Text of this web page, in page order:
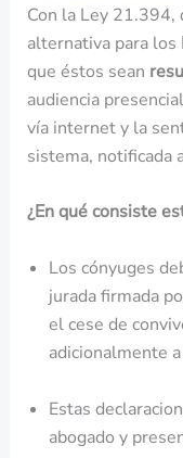
Con la Ley
alternativa para los
que éstos sean
audiencia
vía internet y la
sistema, notificada
¿En qué consiste
Los cónyuges
jurada firmada
el cese de
adicionalmente
Estas
abogado y